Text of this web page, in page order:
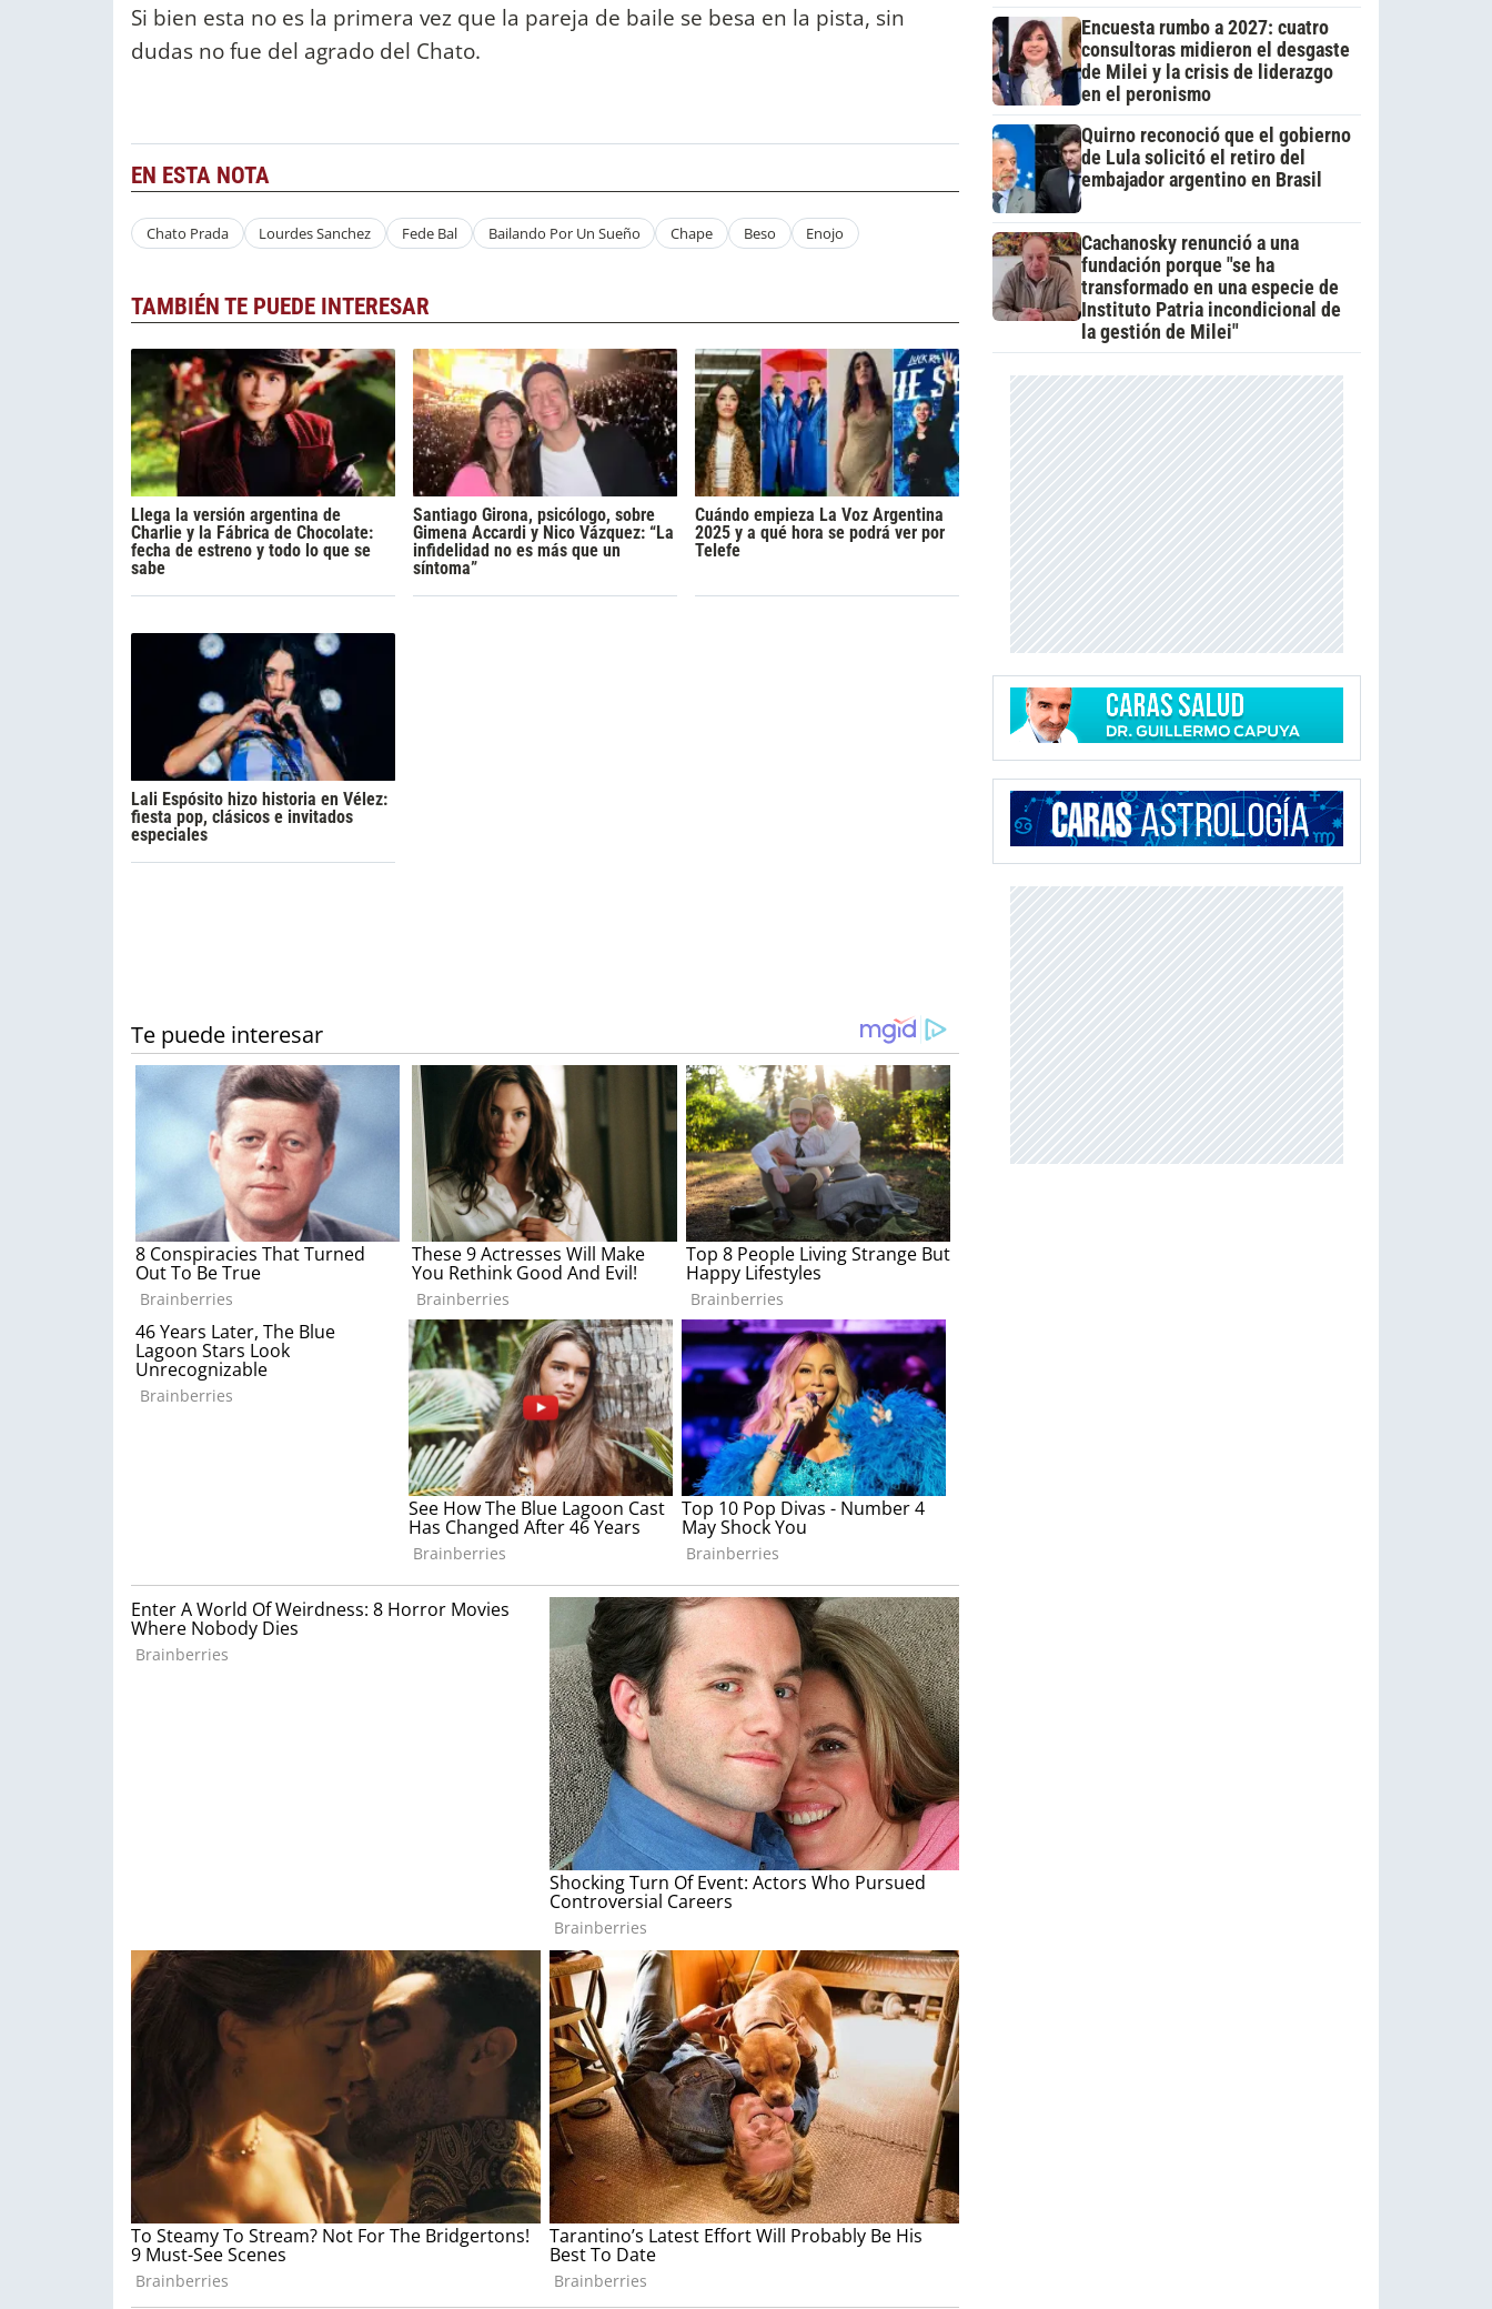
Si bien esta no es la primera vez que la pareja de baile se besa en la pista, sin
dudas no fue del agrado del Chato.
EN ESTA NOTA
Chato Prada Lourdes Sanchez Fede Bal Bailando Por Un Sueño Chape Beso Enojo
TAMBIÉN TE PUEDE INTERESAR
Llega la versión argentina de
Charlie y la Fábrica de Chocolate:
fecha de estreno y todo lo que se
sabe
Santiago Girona, psicólogo, sobre
Gimena Accardi y Nico Vázquez: “La
infidelidad no es más que un
síntoma”
Cuándo empieza La Voz Argentina
2025 y a qué hora se podrá ver por
Telefe
Lali Espósito hizo historia en Vélez:
fiesta pop, clásicos e invitados
especiales
Encuesta rumbo a 2027: cuatro
consultoras midieron el desgaste
de Milei y la crisis de liderazgo
en el peronismo
Quirno reconoció que el gobierno
de Lula solicitó el retiro del
embajador argentino en Brasil
Cachanosky renunció a una
fundación porque "se ha
transformado en una especie de
Instituto Patria incondicional de
la gestión de Milei"